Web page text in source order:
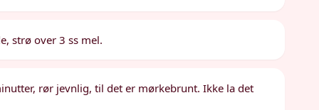
strø over 3 ss mel.
rør jevnlig, til det er mørkebrunt. Ikke la det